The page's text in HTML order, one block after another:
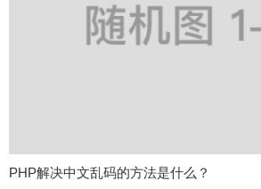
PHP解决中文乱码的方法是什么？